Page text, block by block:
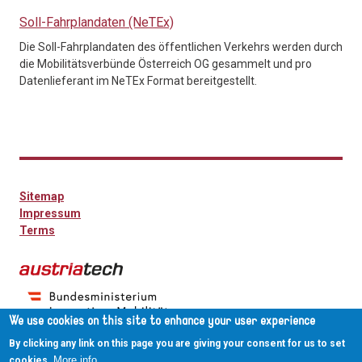
Soll-Fahrplandaten (NeTEx)
Die Soll-Fahrplandaten des öffentlichen Verkehrs werden durch
die Mobilitätsverbünde Österreich OG gesammelt und pro
Datenlieferant im NeTEx Format bereitgestellt.
Sitemap
Impressum
Terms
We use cookies on this site to enhance your user experience
By clicking any link on this page you are giving your consent for us to set